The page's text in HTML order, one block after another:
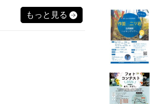
もっと見る